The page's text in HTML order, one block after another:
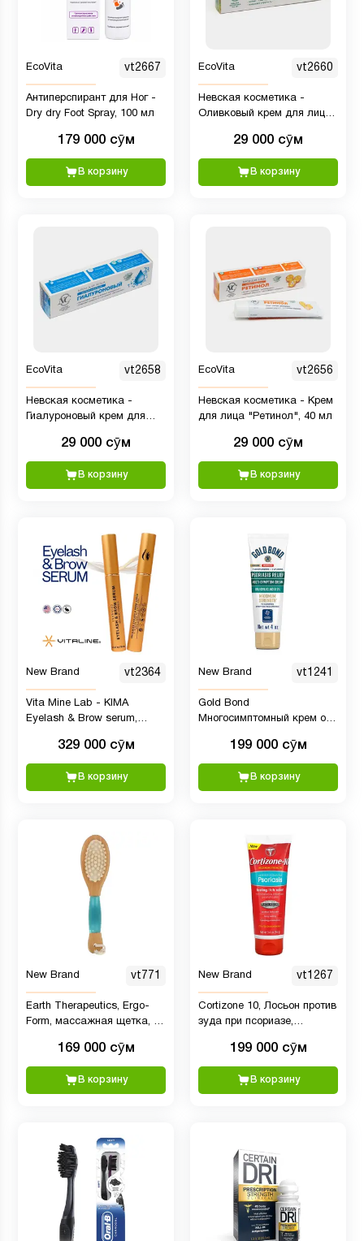
EcoVita vt2667
Антиперспирант для Ног -
Dry dry Foot Spray, 100 мл
179 000 сӯм
В корзину
EcoVita vt2660
Невская косметика -
Оливковый крем для лица,
29 000 сӯм
В корзину
EcoVita vt2658
Невская косметика -
Гиалуроновый крем для
29 000 сӯм
В корзину
EcoVita vt2656
Невская косметика - Крем
для лица "Ретинол", 40 мл
29 000 сӯм
В корзину
New Brand vt2364
Vita Mine Lab - KIMA
Eyelash & Brow serum,
и роста ресниц и бровей
329 000 сӯм
В корзину
New Brand vt1241
Gold Bond
Многосимптомный крем от
199 000 сӯм
В корзину
New Brand vt771
Earth Therapeutics, Ergo-
Form, массажная щетка, 1
169 000 сӯм
В корзину
New Brand vt1267
Cortizone 10, Лосьон против
зуда при псориазе,
199 000 сӯм
В корзину